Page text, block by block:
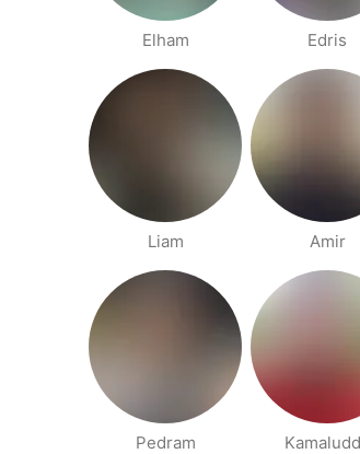
Elham Edris
Liam Amir
Pedram